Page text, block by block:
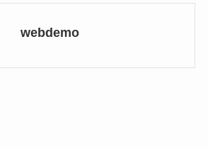
webdemo